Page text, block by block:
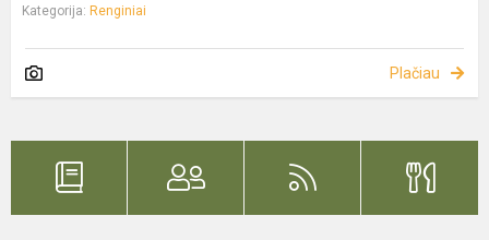
Kategorija: Renginiai
Plačiau